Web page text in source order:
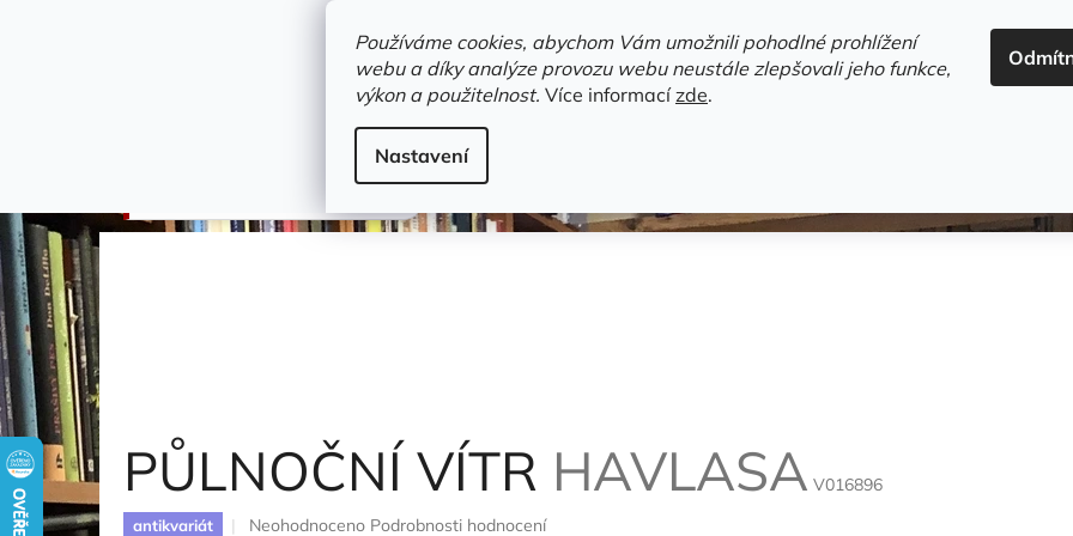
Používáme cookies, abychom Vám umožnili pohodlné prohlížení
webu a díky analýze provozu webu neustále zlepšovali jeho funkce,
výkon a použitelnost. Více informacízde.
Nastavení
HLEDAT
Novinky Trvalky a bestsellery
bibliofilie a pěkné vazby
Havlasa
PŮLNOČNÍ VÍTR HAVLASA V016896
antikvariát
Průměrné
Neohodnoceno Podrobnosti hodnocení